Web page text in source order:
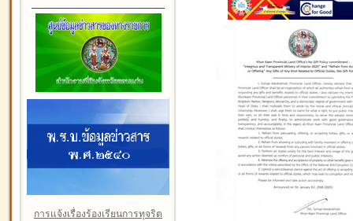
การแจ้งเรื่องร้องเรียนการทุจริต